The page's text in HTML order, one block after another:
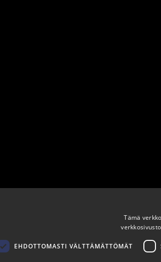
Tämä
EHDOTTOMASTI VÄLTTÄMÄTTÖMÄT